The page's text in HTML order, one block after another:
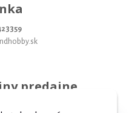
predajne